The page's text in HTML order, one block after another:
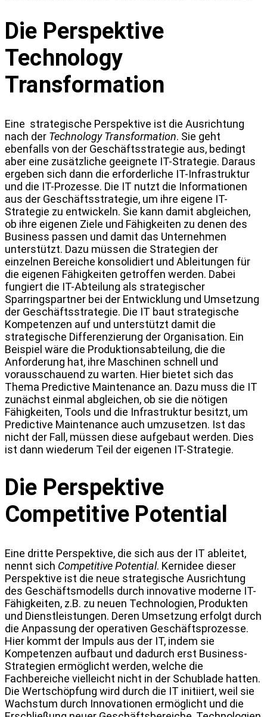
Die Perspektive
Technology
Transformation
Eine strategische Perspektive ist die Ausrichtung
nach der Technology Transformation. Sie geht
ebenfalls von der Geschäftsstrategie aus, bedingt
aber eine zusätzliche geeignete IT-Strategie. Daraus
ergeben sich dann die erforderliche IT-Infrastruktur
und die IT-Prozesse. Die IT nutzt die Informationen
aus der Geschäftsstrategie, um ihre eigene IT-
Strategie zu entwickeln. Sie kann damit abgleichen,
ob ihre eigenen Ziele und Fähigkeiten zu denen des
Business passen und damit das Unternehmen
unterstützt. Dazu müssen die Strategien der
einzelnen Bereiche konsolidiert und Ableitungen für
die eigenen Fähigkeiten getroffen werden. Dabei
fungiert die IT-Abteilung als strategischer
Sparringspartner bei der Entwicklung und Umsetzung
der Geschäftsstrategie. Die IT baut strategische
Kompetenzen auf und unterstützt damit die
strategische Differenzierung der Organisation. Ein
Beispiel wäre die Produktionsabteilung, die die
Anforderung hat, ihre Maschinen schnell und
vorausschauend zu warten. Hier bietet sich das
Thema Predictive Maintenance an. Dazu muss die IT
zunächst einmal abgleichen, ob sie die nötigen
Fähigkeiten, Tools und die Infrastruktur besitzt, um
Predictive Maintenance auch umzusetzen. Ist das
nicht der Fall, müssen diese aufgebaut werden. Dies
ist dann wiederum Teil der eigenen IT-Strategie.
Die Perspektive
Competitive Potential
Eine dritte Perspektive, die sich aus der IT ableitet,
nennt sich Competitive Potential. Kernidee dieser
Perspektive ist die neue strategische Ausrichtung
des Geschäftsmodells durch innovative moderne IT-
Fähigkeiten, z.B. zu neuen Technologien, Produkten
und Dienstleistungen. Deren Umsetzung erfolgt durch
die Anpassung der operativen Geschäftsprozesse.
Hier kommt der Impuls aus der IT, indem sie
Kompetenzen aufbaut und dadurch erst Business-
Strategien ermöglicht werden, welche die
Fachbereiche vielleicht nicht in der Schublade hatten.
Die Wertschöpfung wird durch die IT initiiert, weil sie
Wachstum durch Innovationen ermöglicht und die